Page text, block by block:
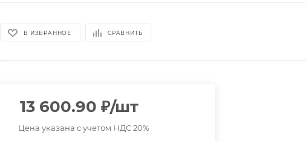
В ИЗБРАННОЕ СРАВНИТЬ
13 600.90 ₽/шт
Цена указана с учетом НДС 20%